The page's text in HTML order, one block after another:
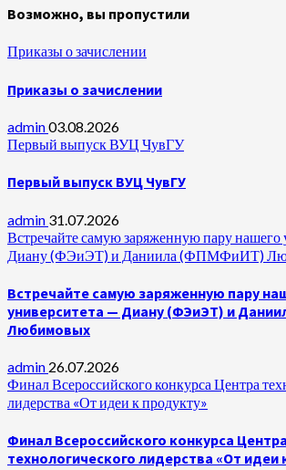
Возможно, вы пропустили
Приказы о зачислении
Приказы о зачислении
admin03.08.2026
Первый выпуск ВУЦ ЧувГУ
Первый выпуск ВУЦ ЧувГУ
admin 31.07.2026
Встречайте самую заряженную пару нашего
Диану (ФЭиЭТ) и Даниила (ФПМФиИТ)
Встречайте самую заряженную пару
университета — Диану (ФЭиЭТ) и
Любимовых
admin 26.07.2026
Финал Всероссийского конкурса Центра
лидерства «От идеи к продукту»
Финал Всероссийского конкурса Центра
технологического лидерства «От идеи